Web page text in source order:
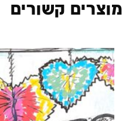
מוצרים קשורים